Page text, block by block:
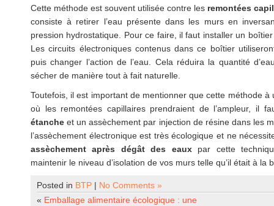
Cette méthode est souvent utilisée contre les remontées
consiste à retirer l’eau présente dans les murs en
pression hydrostatique. Pour ce faire, il faut installer un
Les circuits électroniques contenus dans ce boîtier
puis changer l’action de l’eau. Cela réduira la quantité
sécher de manière tout à fait naturelle.
Toutefois, il est important de mentionner que cette méthode
où les remontées capillaires prendraient de l’ampleur, il
étanche et un assèchement par injection de résine dans les
l’assèchement électronique est très écologique et ne
assèchement après dégât des eauxpar cette
maintenir le niveau d’isolation de vos murs telle qu’il était à la
Posted in BTP | No Comments »
« Emballage alimentaire écologique : une